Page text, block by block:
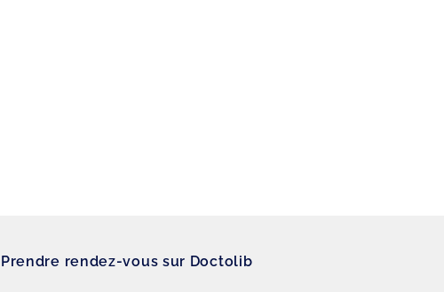
Prendre rendez-vous sur Doctolib